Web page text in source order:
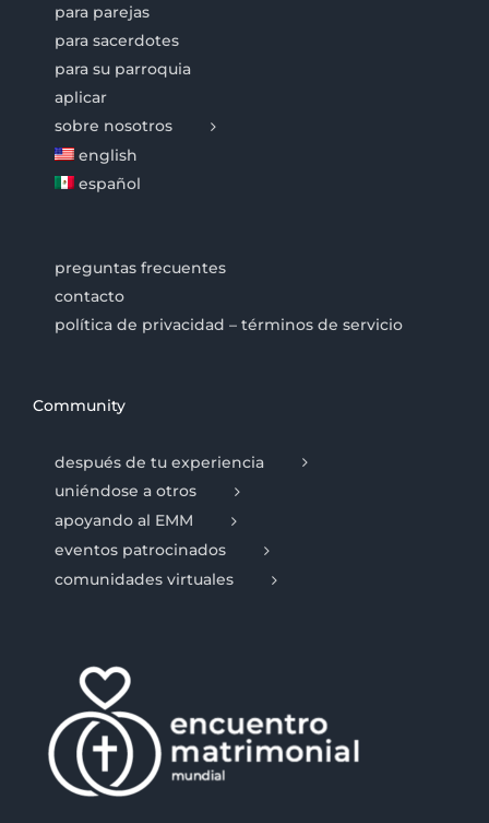
para parejas
para sacerdotes
para su parroquia
aplicar
sobre nosotros
english
español
preguntas frecuentes
contacto
política de privacidad – términos de servicio
Community
después de tu experiencia
uniéndose a otros
apoyando al EMM
eventos patrocinados
comunidades virtuales